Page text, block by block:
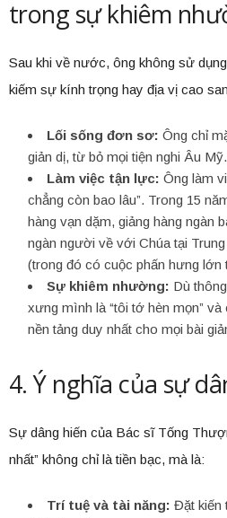
trong sự khiêm
Sau khi về nước, ông không sử
kiếm sự kính trọng hay địa vị cao
Lối sống đơn sơ: Ông chỉ
giản dị, từ bỏ mọi tiện nghi Âu Mỹ.
Làm việc tận lực: Ông làm
chẳng còn bao lâu”. Trong 15
hàng vạn dặm, giảng hàng ngàn
ngàn người về với Chúa tại
(trong đó có cuộc phấn hưng lớn
Sự khiêm nhường: Dù
xưng mình là “tôi tớ hèn mọn” và
nền tảng duy nhất cho mọi bài
4. Ý nghĩa của sự
Sự dâng hiến của Bác sĩ Tống
nhất” không chỉ là tiền bạc, mà là:
Trí tuệ và tài năng: Đặt kiến